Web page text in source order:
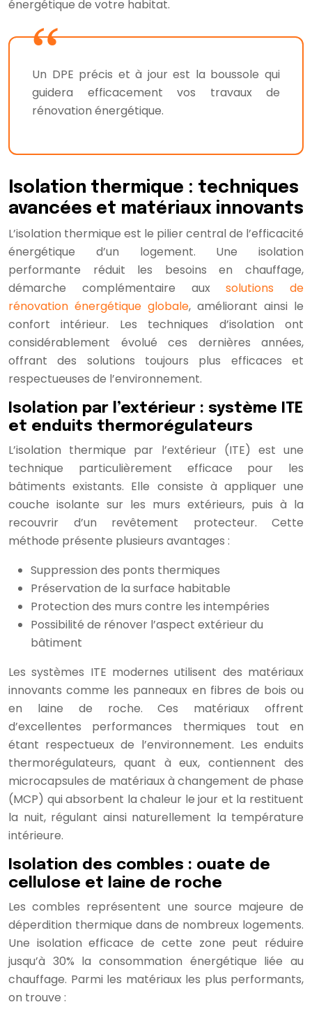
énergétique de votre habitat.
Un DPE précis et à jour est la boussole qui
guidera efficacement vos travaux de
rénovation énergétique.
Isolation thermique : techniques
avancées et matériaux innovants
L’isolation thermique est le pilier central de l’efficacité
énergétique d’un logement. Une isolation
performante réduit les besoins en chauffage,
démarche complémentaire auxsolutions de
rénovation énergétique globale, améliorant ainsi le
confort intérieur. Les techniques d’isolation ont
considérablement évolué ces dernières années,
offrant des solutions toujours plus efficaces et
respectueuses de l’environnement.
Isolation par l’extérieur : système ITE
et enduits thermorégulateurs
L’isolation thermique par l’extérieur (ITE) est une
technique particulièrement efficace pour les
bâtiments existants. Elle consiste à appliquer une
couche isolante sur les murs extérieurs, puis à la
recouvrir d’un revêtement protecteur. Cette
méthode présente plusieurs avantages :
Suppression des ponts thermiques
Préservation de la surface habitable
Protection des murs contre les intempéries
Possibilité de rénover l’aspect extérieur du
bâtiment
Les systèmes ITE modernes utilisent des matériaux
innovants comme les panneaux en fibres de bois ou
en laine de roche. Ces matériaux offrent
d’excellentes performances thermiques tout en
étant respectueux de l’environnement. Les enduits
thermorégulateurs, quant à eux, contiennent des
microcapsules de matériaux à changement de phase
(MCP) qui absorbent la chaleur le jour et la restituent
la nuit, régulant ainsi naturellement la température
intérieure.
Isolation des combles : ouate de
cellulose et laine de roche
Les combles représentent une source majeure de
déperdition thermique dans de nombreux logements.
Une isolation efficace de cette zone peut réduire
jusqu’à 30% la consommation énergétique liée au
chauffage. Parmi les matériaux les plus performants,
on trouve :